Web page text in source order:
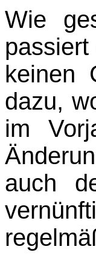
Wie
keinen
dazu,
im
auch